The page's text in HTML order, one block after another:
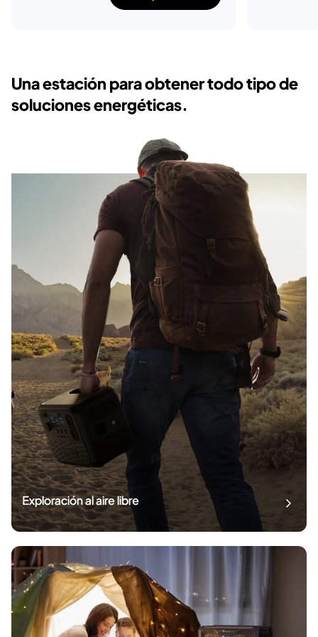
Una estación para obtener todo tipode
soluciones energéticas.
Exploración al aire libre